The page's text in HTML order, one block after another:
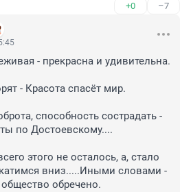
+0 –7
- прекрасна и удивительна.
- Красота спасёт мир.
способность сострадать -
по Достоевскому....
этого не осталось, а, стало
вниз.....Иными словами -
обречено.